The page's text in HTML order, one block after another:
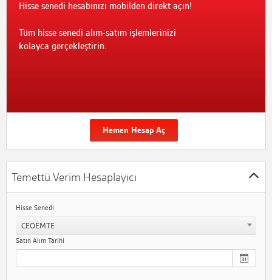
Hisse senedi hesabınızı mobilden direkt açın!
Tüm hisse senedi alım-satım işlemlerinizi
kolayca gerçekleştirin.
Hemen Hesap Aç
Temettü Verim Hesaplayıcı
Hisse Senedi
CEOEMTE
Satın Alım Tarihi